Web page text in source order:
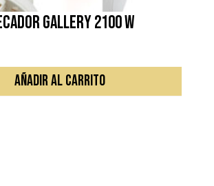
GALLERY 2100 W
AÑADIR AL CARRITO